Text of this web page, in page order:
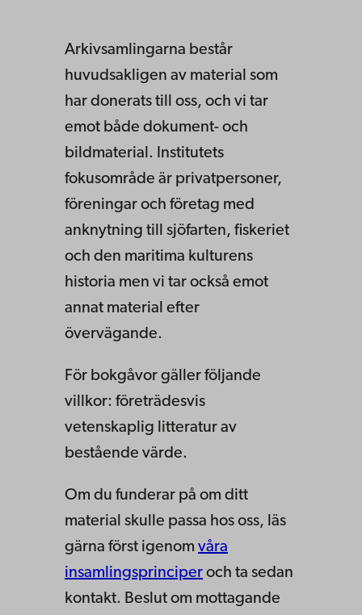
Arkivsamlingarna består
huvudsakligen av material som
har donerats till oss, och vi tar
emot både dokument- och
bildmaterial. Institutets
fokusområde är privatpersoner,
föreningar och företag med
anknytning till sjöfarten, fiskeriet
och den maritima kulturens
historia men vi tar också emot
annat material efter
övervägande.
För bokgåvor gäller följande
villkor: företrädesvis
vetenskaplig litteratur av
bestående värde.
Om du funderar på om ditt
material skulle passa hos oss, läs
gärna först igenom våra
insamlingsprinciper och ta sedan
kontakt. Beslut om mottagande